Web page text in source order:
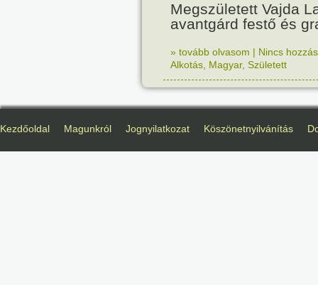
Megszületett Vajda
avantgárd festő és
» tovább olvasom | Nincs
Alkotás Magyar, Született
Kezdőoldal Magunkról Jognyilatkozat Köszönetnyilvánítás